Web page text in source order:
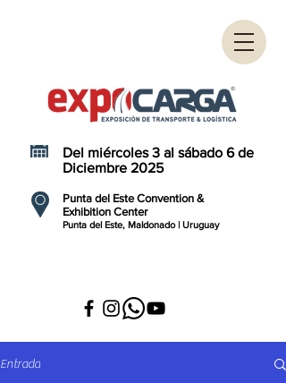
Punta del Este Convention &
Exhibition Center
Punta del Este, Maldonado | Uruguay
Del miércoles 3 al sábado 6 de
Diciembre 2025
Entrada